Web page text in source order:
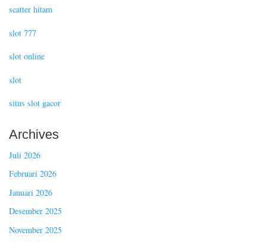
scatter hitam
slot 777
slot online
slot
situs slot gacor
Archives
Juli 2026
Februari 2026
Januari 2026
Desember 2025
November 2025